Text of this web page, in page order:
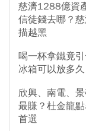
慈濟1288億資
信徒錢去哪？
描越黑
喝一杯拿鐵竟
冰箱可以放多
欣興、南電、
最賺？杜金龍
首選